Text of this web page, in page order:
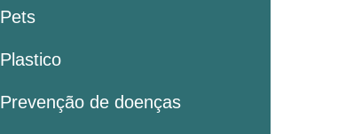
Pets
Plastico
Prevenção de doenças